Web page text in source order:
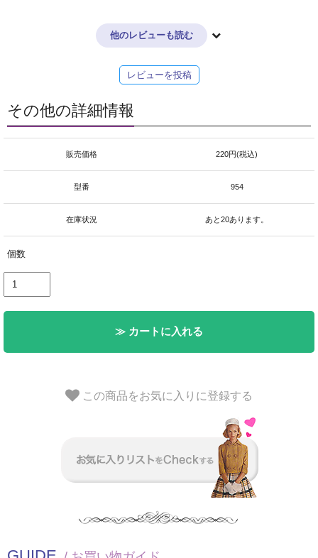
他のレビューも読む
レビューを投稿
その他の詳細情報
販売価格 220円(税込)
型番 954
在庫状況 あと20あります。
個数
≫ カートに入れる
この商品をお気に入りに登録する